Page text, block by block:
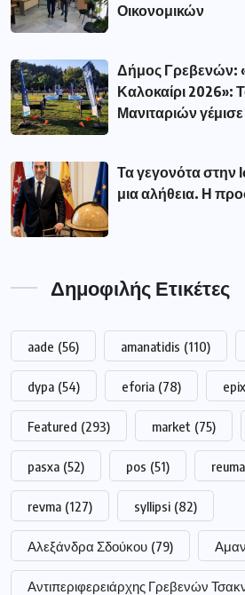
Οικονομικών
Δήμος Γρεβενών:
Καλοκαίρι 2026»:
Μανιταριών γέμισε
Τα γεγονότα στην
μια αλήθεια. Η
Δημοφιλής Ετικέτες
aade (56) amanatidis (110)
dypa (54) eforia (78)
Featured (293) market (75)
pasxa (52) pos (51) reuma
revma (127) syllipsi (82)
Αλεξάνδρα Σδούκου (79)
Αντιπεριφερειάρχης Γρεβενών